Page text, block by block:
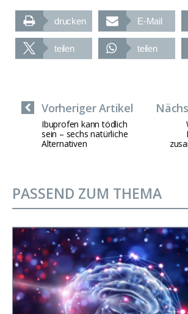
drucken E-Mail
teilen teilen
Vorheriger Artikel
Ibuprofen kann tödlich
sein – sechs natürliche
Alternativen
PASSEND ZUM THEMA